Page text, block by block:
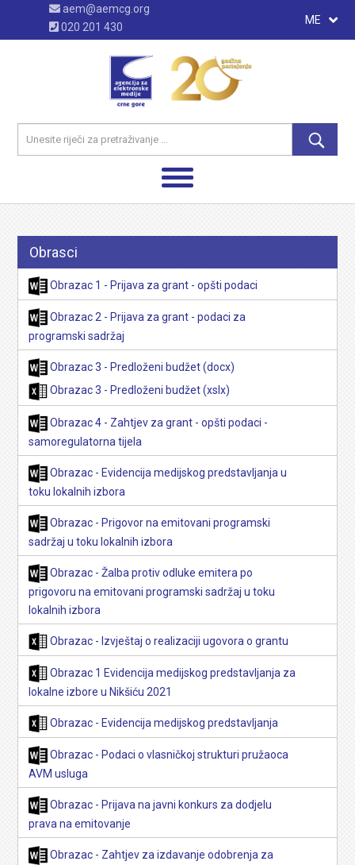
aem@aemcg.org
020 201 430
ME
Obrasci
Obrazac 1 - Prijava za grant - opšti podaci
Obrazac 2 - Prijava za grant - podaci za
programski sadržaj
Obrazac 3 - Predloženi budžet (docx)
Obrazac 3 - Predloženi budžet (xslx)
Obrazac 4 - Zahtjev za grant - opšti podaci -
samoregulatorna tijela
Obrazac - Evidencija medijskog predstavljanja u
toku lokalnih izbora
Obrazac - Prigovor na emitovani programski
sadržaj u toku lokalnih izbora
Obrazac - Žalba protiv odluke emitera po
prigovoru na emitovani programski sadržaj u toku
lokalnih izbora
Obrazac - Izvještaj o realizaciji ugovora o grantu
Obrazac 1 Evidencija medijskog predstavljanja za
lokalne izbore u Nikšiću 2021
Obrazac - Evidencija medijskog predstavljanja
Obrazac - Podaci o vlasničkoj strukturi pružaoca
AVM usluga
Obrazac - Prijava na javni konkurs za dodjelu
prava na emitovanje
Obrazac - Zahtjev za izdavanje odobrenja za